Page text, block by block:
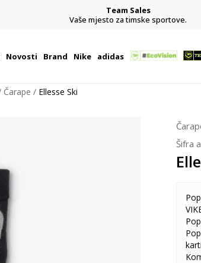
Team Sales
Vaše mjesto za timske sportove.
Novosti Brand Nike adidas
Čarape Ellesse Ski
Šifra